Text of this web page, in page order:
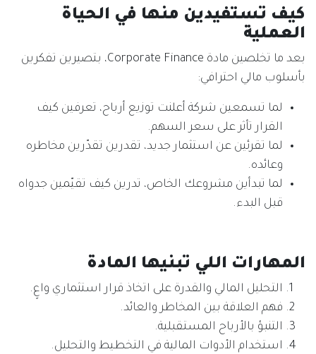
كيف تستفيدين منها في الحياة
العملية
بعد ما تخلصين مادة Corporate Finance، بتصيرين تفكرين
بأسلوب مالي احترافي:
لما تسمعين شركة أعلنت توزيع أرباح، تعرفين كيف
القرار تأثر على سعر السهم.
لما تقرئين عن استثمار جديد، تقدرين تقدّرين مخاطره
وعائده.
لما تبدأين مشروعك الخاص، تدرين كيف تقيّمين جدواه
قبل البدء.
المهارات اللي تبنيها المادة
التحليل المالي والقدرة على اتخاذ قرار استثماري واعٍ.
فهم العلاقة بين المخاطر والعائد.
التنبؤ بالأرباح المستقبلية.
استخدام الأدوات المالية في التخطيط والتحليل.